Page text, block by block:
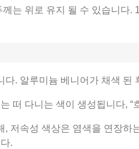
는 위로 유지 될 수 있습니다
. 알루미늄 베니어가 채색 된
떠 다니는 색이 생성됩니다,
저속성 색상은 염색을 연장
.